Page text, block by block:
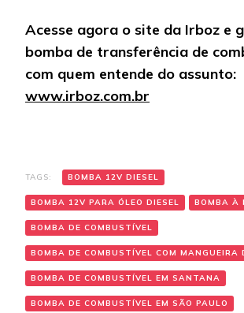
Acesse agora o site da Irboz e
bomba de transferência de
com quem entende do assunto:
www.irboz.com.br
TAGS: BOMBA 12V DIESEL
BOMBA 12V PARA ÓLEO DIESEL BOMBA À
BOMBA DE COMBUSTÍVEL
BOMBA DE COMBUSTÍVEL COM MANGUEIRA
BOMBA DE COMBUSTÍVEL EM SANTANA
BOMBA DE COMBUSTÍVEL EM SÃO PAULO